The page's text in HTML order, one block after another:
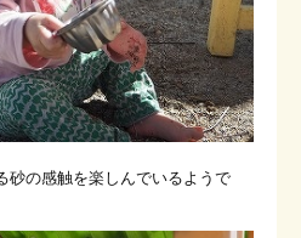
砂の感触を楽しんでいるようで